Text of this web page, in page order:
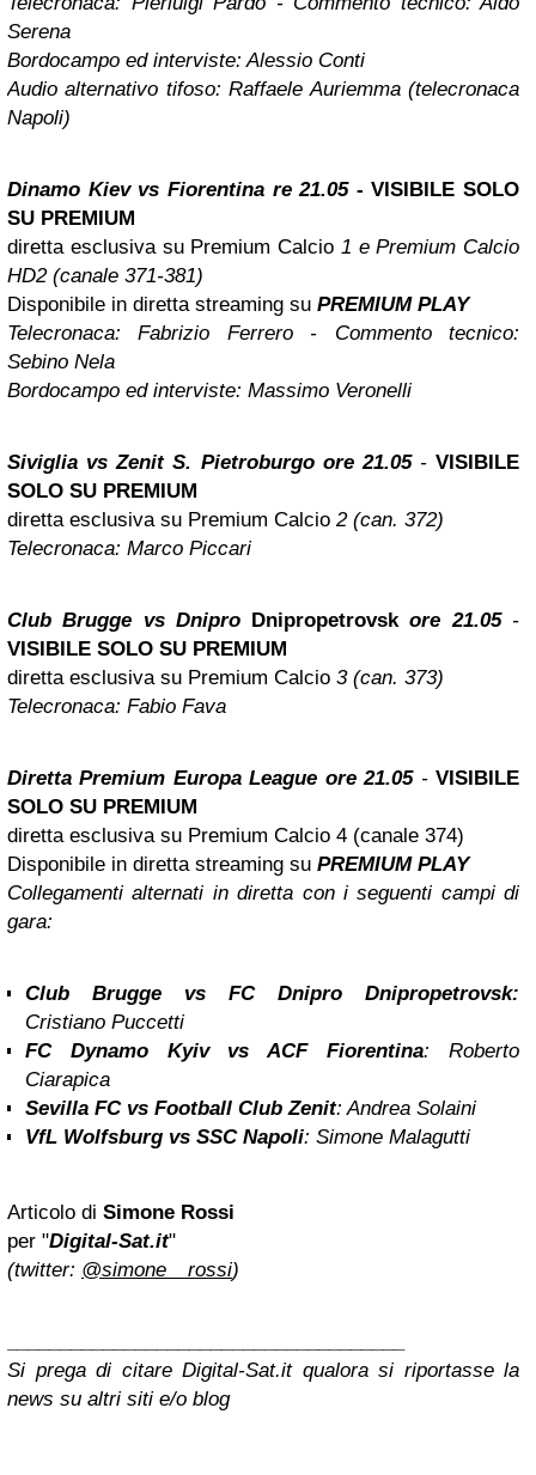
Serena
Bordocampo ed interviste: Alessio Conti
Audio alternativo tifoso:Raffaele Auriemma (telecronaca
Napoli)
Dinamo Kiev vs Fiorentina re 21.05 -VISIBILE SOLO
SU PREMIUM
diretta esclusiva su Premium Calcio 1 e Premium Calcio
HD2 (canale 371-381)
Disponibile in diretta streaming su PREMIUM PLAY
Telecronaca: Fabrizio Ferrero - Commento tecnico:
Sebino Nela
Bordocampo ed interviste: Massimo Veronelli
Siviglia vs Zenit S. Pietroburgo ore 21.05- VISIBILE
SOLO SU PREMIUM
diretta esclusiva su Premium Calcio 2 (can. 372)
Telecronaca: Marco Piccari
Club Brugge vs Dnipro Dnipropetrovskore 21.05-
VISIBILE SOLO SU PREMIUM
diretta esclusiva su Premium Calcio 3 (can. 373)
Telecronaca: Fabio Fava
Diretta Premium Europa League ore 21.05 -VISIBILE
SOLO SU PREMIUM
diretta esclusiva su Premium Calcio 4 (canale 374)
Disponibile in diretta streaming su PREMIUM PLAY
Collegamenti alternati in diretta con i seguenti campi di
gara:
Club Brugge vs FC Dnipro Dnipropetrovsk:
Cristiano Puccetti
FC Dynamo Kyiv vs ACF Fiorentina:Roberto
Ciarapica
Sevilla FC vs Football Club Zenit: Andrea Solaini
VfL Wolfsburg vs SSC Napoli: Simone Malagutti
Articolo di Simone Rossi
per "Digital-Sat.it"
(twitter: @simone__rossi)
Si prega di citare Digital-Sat.it qualora si riportasse la
news su altri siti e/o blog